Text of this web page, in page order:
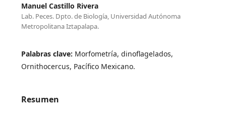
Manuel Castillo Rivera
Lab. Peces. Dpto. de Biología, Universidad Autónoma
Metropolitana Iztapalapa.
Palabras clave: Morfometría, dinoflagelados,
Ornithocercus, Pacífico Mexicano.
Resumen